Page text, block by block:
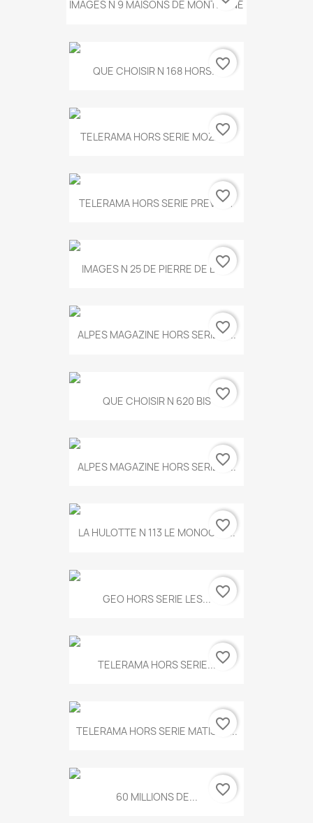
IMAGES N 9 MAISONS DE MONTAGNE
QUE CHOISIR N 168 HORS...favorite_border
TELERAMA HORS SERIE MOZART
favorite_border
TELERAMA HORS SERIE PREVERT
favorite_border
IMAGES N 25 DE PIERRE DE BOIS
favorite_border
ALPES MAGAZINE HORS SERIE N...
favorite_border
QUE CHOISIR N 620 BIS favorite_border
ALPES MAGAZINE HORS SERIE N...
favorite_border
LA HULOTTE N 113 LE MONOCLE...
favorite_border
GEO HORS SERIE LES... favorite_border
TELERAMA HORS SERIE...favorite_border
TELERAMA HORS SERIE MATISSE...
favorite_border
60 MILLIONS DE... favorite_border